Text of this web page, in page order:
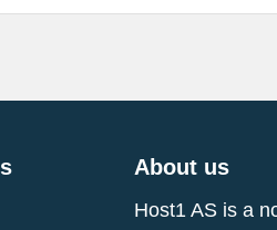
About us
Host1 AS is a